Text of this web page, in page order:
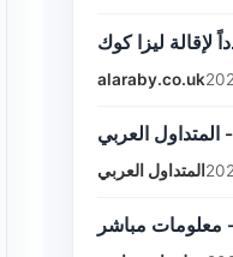
alaraby.co.uk
العربي
المتداول العربي
معلومات مباشر